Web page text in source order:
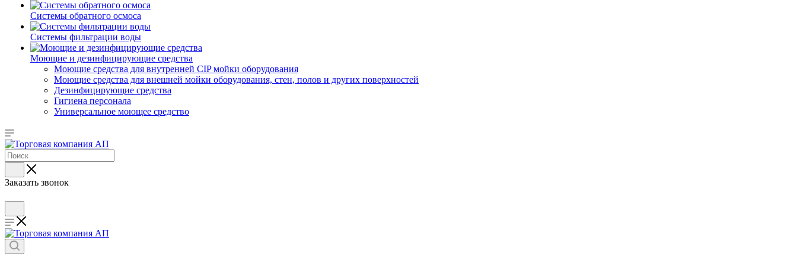
Системы обратного осмоса
Системы фильтрации воды
Моющие и дезинфицирующие средства
Моющие средства для внутренней CIP мойки оборудования
Моющие средства для внешней мойки оборудования, стен, полов и других поверхностей
Дезинфицирующие средства
Гигиена персонала
Универсальное моющее средство
Заказать звонок